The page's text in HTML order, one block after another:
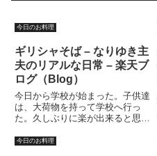
今日のお料理
ギリシャそば – なりゆき主
夫のリアルな日常 – 楽天ブ
ログ（Blog）
今日から学校が始まった。子供達
は、大荷物を持って学校へ行っ
た。久しぶりに楽が出来ると思っ
た。結構寝てしまって、起きたら
今日のお料理